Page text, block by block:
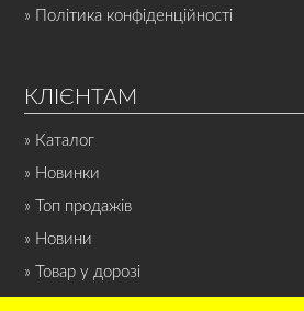
» Політика конфіденційності
КЛІЄНТАМ
» Каталог
» Новинки
» Топ продажів
» Новини
» Товар у дорозі